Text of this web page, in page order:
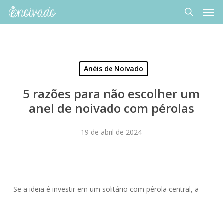
Skip
search
Anéis de Noivado
5 razões para não escolher um
anel de noivado com pérolas
19 de abril de 2024
Se a ideia é investir em um solitário com pérola central, a